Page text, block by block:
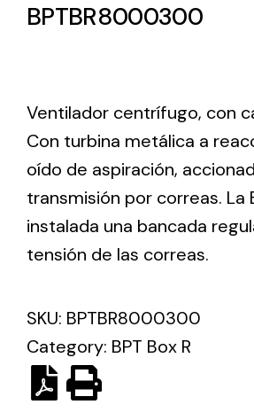
ventilación industriales
Ventilation
different uses
BPTBR8000300
Ventilador centrífugo, con
Con turbina metálica a
oído de aspiración,
transmisión por correas. La
instalada una bancada
tensión de las correas.
SKU: BPTBR8000300
Category: BPT Box R